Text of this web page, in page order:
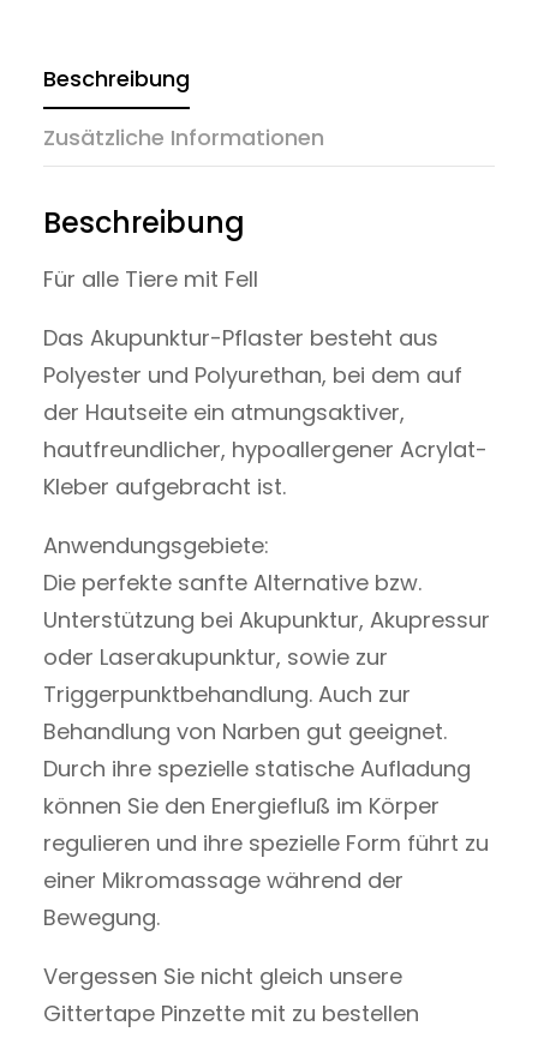
Beschreibung
Zusätzliche Informationen
Beschreibung
Für alle Tiere mit Fell
Das Akupunktur-Pflaster besteht aus
Polyester und Polyurethan, bei dem auf
der Hautseite ein atmungsaktiver,
hautfreundlicher, hypoallergener Acrylat-
Kleber aufgebracht ist.
Anwendungsgebiete:
Die perfekte sanfte Alternative bzw.
Unterstützung bei Akupunktur, Akupressur
oder Laserakupunktur, sowie zur
Triggerpunktbehandlung. Auch zur
Behandlung von Narben gut geeignet.
Durch ihre spezielle statische Aufladung
können Sie den Energiefluß im Körper
regulieren und ihre spezielle Form führt zu
einer Mikromassage während der
Bewegung.
Vergessen Sie nicht gleich unsere
Gittertape Pinzette mit zu bestellen